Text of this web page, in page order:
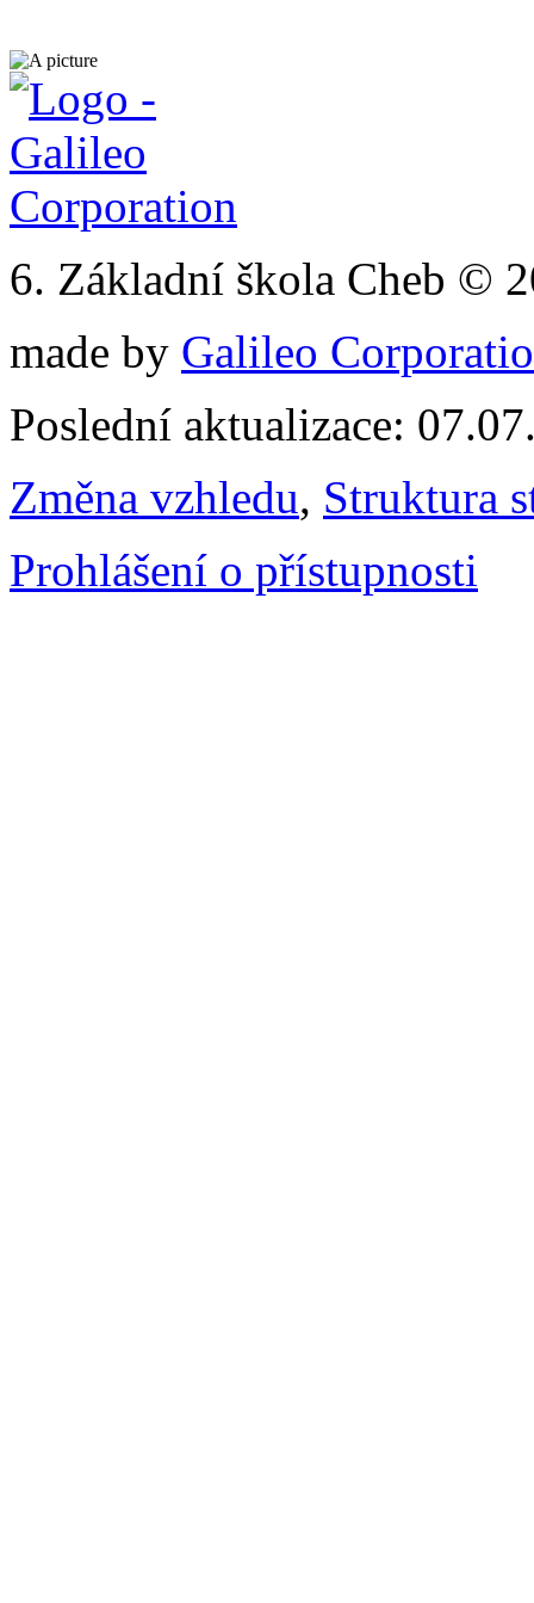
6. Základní škola Cheb ©
made by Galileo
Poslední aktualizace:
Změna vzhledu, Struktura
Prohlášení o přístupnosti